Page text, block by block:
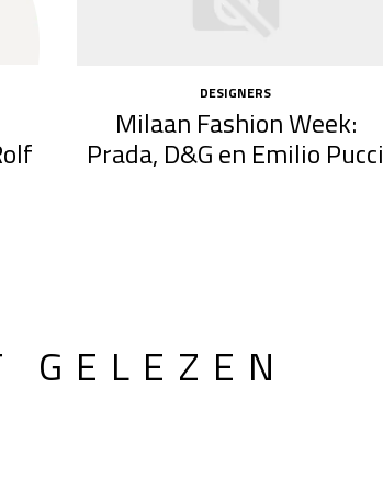
DESIGNERS
Milaan Fashion Week:
Prada, D&G en Emilio Pucci
GELEZEN